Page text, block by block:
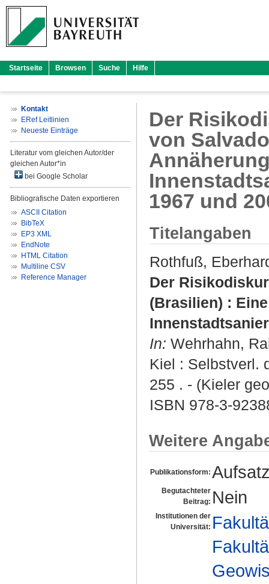
Startseite Browsen Suche Hilfe
Kontakt
ERef Leitlinien
Neueste Einträge
Literatur vom gleichen Autor/der
gleichen Autor*in
bei Google Scholar
Bibliografische Daten exportieren
ASCII Citation
BibTeX
EP3 XML
EndNote
HTML Citation
Multiline CSV
Reference Manager
Der
von
1967 und
Titelangaben
Rothfuß,
Der
(Brasilien) :
In: Wehrhahn,
Kiel : Selbstverl.
255 . - (Kieler
ISBN 978-3-
Weitere
Publikationsform:
Begutachteter
Beitrag: Nein
Institutionen der
Universität: